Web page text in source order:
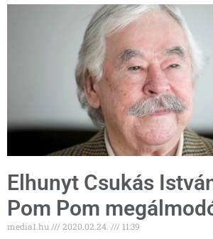
Elhunyt Csukás
Pom Pom
media1.hu 2020.02.24. 11:39